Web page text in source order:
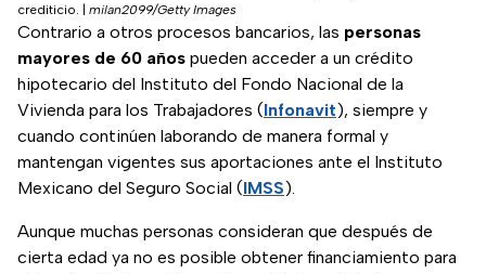
crediticio.
milan2099/Getty Images
Contrario a otros procesos bancarios, las personas
mayores de 60 años pueden acceder a un crédito
hipotecario del Instituto del Fondo Nacional de la
Vivienda para los Trabajadores (Infonavit), siempre y
cuando continúen laborando de manera formal y
mantengan vigentes sus aportaciones ante el Instituto
Mexicano del Seguro Social (IMSS).
Aunque muchas personas consideran que después de
cierta edad ya no es posible obtener financiamiento para